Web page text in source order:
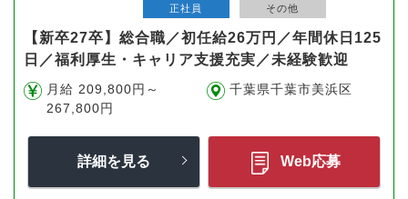
正社員 その他
【新卒27卒】総合職／初任給26万円／年間休日125
日／福利厚生・キャリア支援充実／未経験歓迎
月給 209,800円～
267,800円
千葉県千葉市美浜区
詳細を見る Web応募